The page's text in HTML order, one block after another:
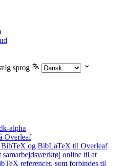
sprog
alpha
Overleaf
og BibLaTeX til Overleaf
samarbejdsværktøj online til at
referencer, som forbindes til